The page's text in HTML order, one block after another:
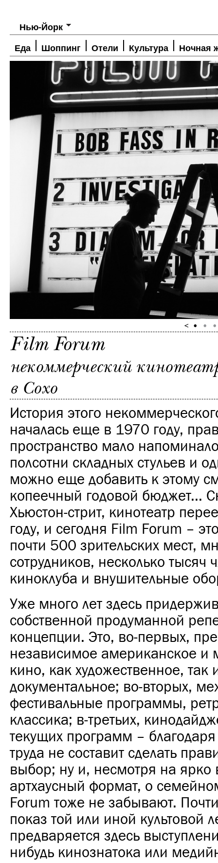
Нью-Йорк
Еда Шоппинг Отели Культура Ночная
Film Forum
некоммерческий
в Сохо
История этого
началась еще в 1970 году,
пространство мало
полсотни складных стульев и
можно еще добавить к этому
копеечный годовой бюджет...
Хьюстон-стрит, кинотеатр
году, и сегодня Film Forum –
почти 500 зрительских мест,
сотрудников, несколько тысяч
киноклуба и внушительные
Уже много лет здесь
собственной продуманной
концепции. Это, во-первых,
независимое американское и
кино, как художественное, так
документальное; во-вторых,
фестивальные программы,
классика; в-третьих,
текущих программ –
труда не составит сделать
выбор; ну и, несмотря на
артхаусный формат, о
Forum тоже не забывают.
показ той или иной культовой
предваряется здесь
нибудь кинознатока или